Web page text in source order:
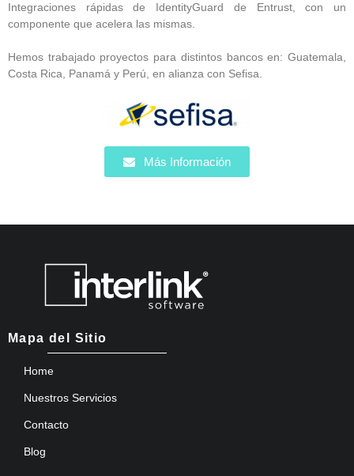
Integraciones rápidas de IdentityGuard de Entrust, con un
componente que acelera las mismas.
Hemos trabajado proyectos para distintos bancos en: Guatemala,
Costa Rica, Panamá y Perú, en alianza con Sefisa.
Más Información
Mapa del Sitio
Home
Nuestros Servicios
Contacto
Blog